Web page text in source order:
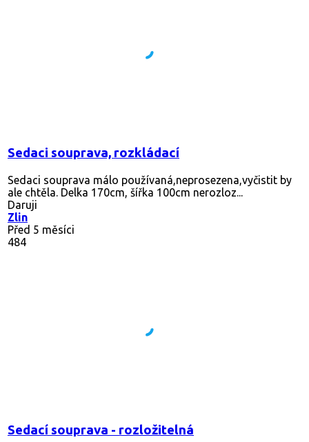
Sedaci souprava, rozkládací
Sedaci souprava málo používaná,neprosezena,vyčistit by
ale chtěla. Delka 170cm, šířka 100cm nerozloz...
Daruji
Zlin
Před 5 měsíci
484
Sedací souprava - rozložitelná